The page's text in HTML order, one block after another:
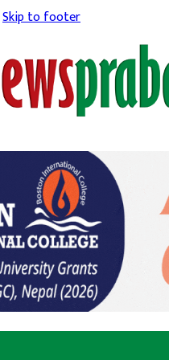
Skip to footer